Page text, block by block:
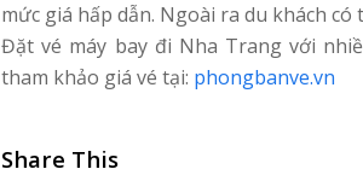
mức giá hấp dẫn. Ngoài ra du khách
Đặt vé máy bay đi Nha Trang với
tham khảo giá vé tại: phongbanve.vn
Share This